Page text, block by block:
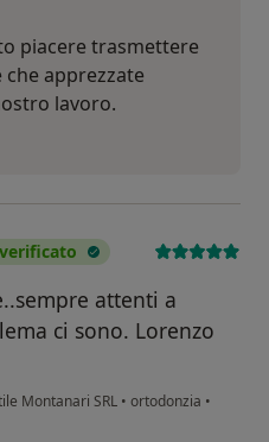
piacere trasmettere
apprezzate
lavoro.
attenti a
ci sono. Lorenzo
Montanari SRL • ortodonzia •